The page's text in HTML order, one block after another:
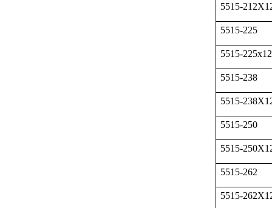
5515-
5515-225
5515-225x12
5515-238
5515-
5515-250
5515-
5515-262
5515-